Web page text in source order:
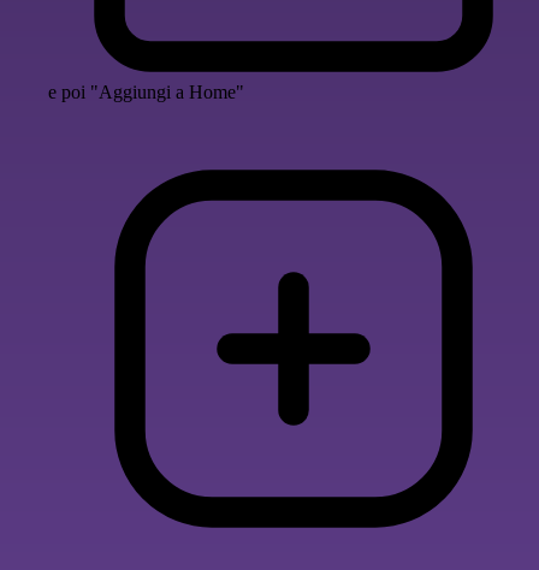
e poi "Aggiungi a Home"